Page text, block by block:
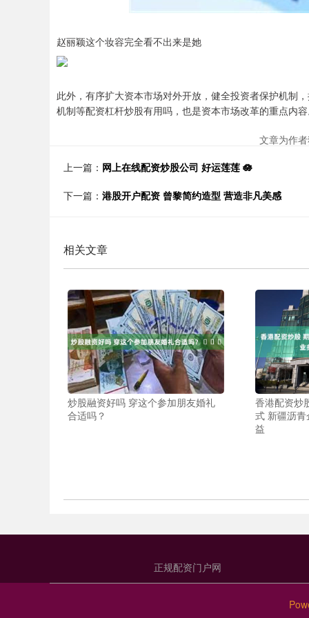
赵丽颖这个妆容完全看不出来是她 ​​​
此外，有序扩大资本市场对外开放，健全投资者保护机制
机制等配资杠杆炒股有用吗，也是资本市场改革的重点内
文章为作
上一篇： 网上在线配资炒股公司 好运莲莲 🪷 ​​​
下一篇： 港股开户配资 曾黎简约造型 营造非凡美感
相关文章
炒股融资好吗 穿这个参加朋友婚礼
合适吗？ ​​​
香港配资炒
式 新疆沥
益
正规配资门户网